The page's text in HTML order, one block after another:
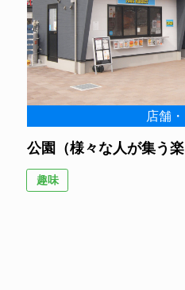
店舗
公園（様々な人が集う楽
趣味